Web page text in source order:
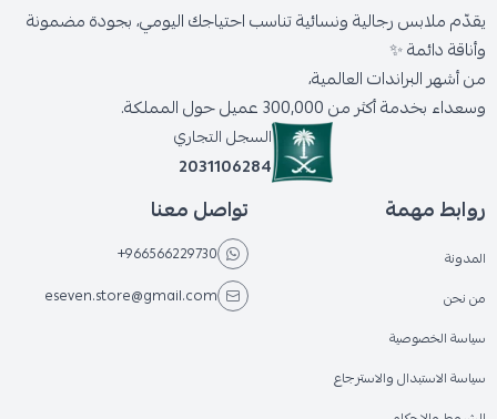
يقدّم ملابس رجالية ونسائية تناسب احتياجك اليومي، بجودة مضمونة
وأناقة دائمة ✨
من أشهر البراندات العالمية،
وسعداء بخدمة أكثر من 300,000 عميل حول المملكة.
السجل التجاري
2031106284
روابط مهمة
المدونة
من نحن
سياسة الخصوصية
سياسة الاستبدال والاسترجاع
تواصل معنا
+966566229730
eseven.store@gmail.com